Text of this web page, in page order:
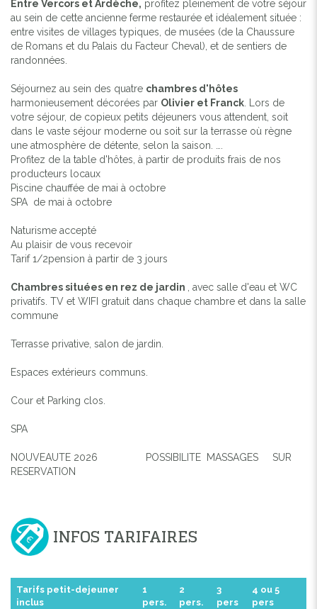
Entre Vercors et Ardèche, profitez pleinement de votre séjour
au sein de cette ancienne ferme restaurée et idéalement située :
entre visites de villages typiques, de musées (de la Chaussure
de Romans et du Palais du Facteur Cheval), et de sentiers de
randonnées.
Séjournez au sein des quatre chambres d'hôtes
harmonieusement décorées par Olivier et Franck . Lors de
votre séjour, de copieux petits déjeuners vous attendent, soit
dans le vaste séjour moderne ou soit sur la terrasse où règne
une atmosphère de détente, selon la saison. ….
Profitez de la table d'hôtes, à partir de produits frais de nos
producteurs locaux
Piscine chauffée de mai à octobre
SPA de mai à octobre
Naturisme accepté
Au plaisir de vous recevoir
Tarif 1/2pension à partir de 3 jours
Chambres situées en rez de jardin
, avec salle d'eau et WC
privatifs. TV et WIFI gratuit dans chaque chambre et dans la salle
commune
Terrasse privative, salon de jardin.
Espaces extérieurs communs.
Cour et Parking clos.
SPA
NOUVEAUTE 2026 POSSIBILITE MASSAGES SUR
RESERVATION
INFOS TARIFAIRES
Tarifs petit-dejeuner
inclus
1
pers.
2
pers.
3
pers
4 ou 5
pers